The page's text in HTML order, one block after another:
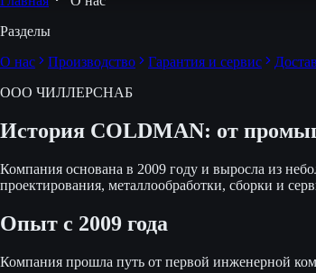
Разделы
О нас
Производство Гарантия и сервис
ООО ЧИЛЛЕРСНАБ
История COLDMAN: от
Компания основана в 2009 году и выросла из
проектирования, металлообработки, сборки и
Опыт с 2009 года
Компания прошла путь от первой инженерной